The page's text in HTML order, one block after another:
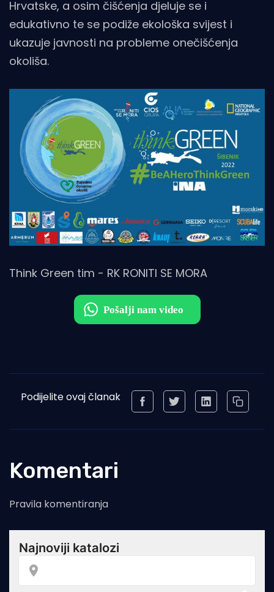
Hrvatske, a osim čišćenja djeluje se i
edukativno te se podiže ekološka svijest i
ukazuje javnosti na probleme onečišćenja
okoliša.
Think Green tim - RK RONITI SE MORA
Podijelite ovaj članak
Komentari
Pravila komentiranja